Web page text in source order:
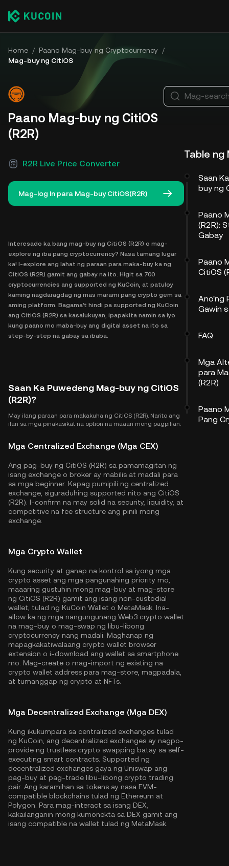
Home / Paano Mag-buy ng Cryptocurrency /
Mag-buy ng CitiOS
Paano Mag-buy ng CitiOS
(R2R)
R2R Live Price Converter
Mag-log In para Mag-buy CitiOS(R2R)
Interesado ka bang mag-buy ng CitiOS (R2R) o mag-
explore ng iba pang cryptocurrency? Nasa tamang lugar
ka! I-explore ang lahat ng paraan para maka-buy ka ng
CitiOS (R2R) gamit ang gabay na ito. Higit sa 700
cryptocurrencies ang supported ng KuCoin, at patuloy
kaming nagdaragdag ng mas marami pang crypto gem sa
aming platform. Bagama't hindi pa supported ng KuCoin
ang CitiOS (R2R) sa kasalukuyan, ipapakita namin sa iyo
kung paano mo maba-buy ang digital asset na ito sa
step-by-step na gabay sa ibaba.
Saan Ka Puwedeng Mag-buy ng CitiOS
(R2R)?
May ilang paraan para makakuha ng CitiOS (R2R). Narito ang
ilan sa mga pinakasikat na option na maaari mong pagpilian:
Mga Centralized Exchange (Mga CEX)
Ang pag-buy ng CitiOS (R2R) sa pamamagitan ng
isang exchange o broker ay mabilis at madali para
sa mga beginner. Kapag pumipili ng centralized
exchange, siguraduhing supported nito ang CitiOS
(R2R). I-confirm na may solid na security, liquidity, at
competitive na fee structure ang pinili mong
exchange.
Mga Crypto Wallet
Kung security at ganap na kontrol sa iyong mga
crypto asset ang mga pangunahing priority mo,
maaaring gustuhin mong mag-buy at mag-store
ng CitiOS (R2R) gamit ang isang non-custodial
wallet, tulad ng KuCoin Wallet o MetaMask. Ina-
allow ka ng mga nangungunang Web3 crypto wallet
na mag-buy o mag-swap ng libu-libong
cryptocurrency nang madali. Maghanap ng
mapagkakatiwalaang crypto wallet browser
extension o i-download ang wallet sa smartphone
mo. Mag-create o mag-import ng existing na
crypto wallet address para mag-store, magpadala,
at tumanggap ng crypto at NFTs.
Mga Decentralized Exchange (Mga DEX)
Kung ikukumpara sa centralized exchanges tulad
ng KuCoin, ang decentralized exchanges ay nagpo-
provide ng trustless crypto swapping batay sa self-
executing smart contracts. Supported ng
decentralized exchanges gaya ng Uniswap ang
pag-buy at pag-trade libu-libong crypto trading
pair. Ang karamihan sa tokens ay nasa EVM-
compatible blockchains tulad ng Ethereum at
Polygon . Para mag-interact sa isang DEX,
kakailanganin mong kumonekta sa DEX gamit ang
isang compatible na wallet tulad ng MetaMask.
Mag-
Table
Saan
buy ng
Paano
(R2R):
Gabay
Paano
CitiOS
Ano'ng
Gawin
FAQ
Mga
para
(R2R)
Paano
Pang